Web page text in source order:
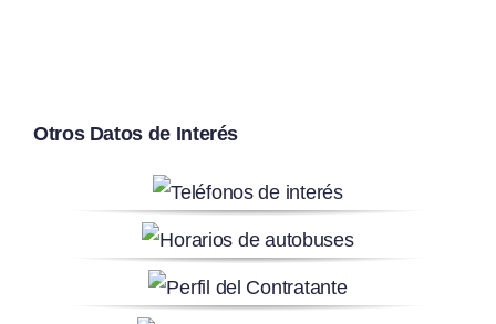
Otros Datos de Interés